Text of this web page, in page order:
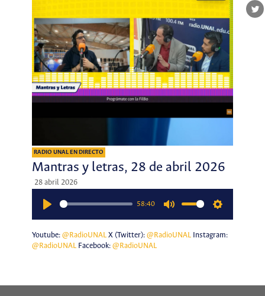
RADIO UNAL EN DIRECTO
Mantras y letras, 28 de abril 2026
28 abril 2026
58:40
Youtube: @RadioUNALX (Twitter): @RadioUNALInstagram:
@RadioUNALFacebook: @RadioUNAL